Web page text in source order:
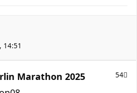
14:51
Marathon 2025 54